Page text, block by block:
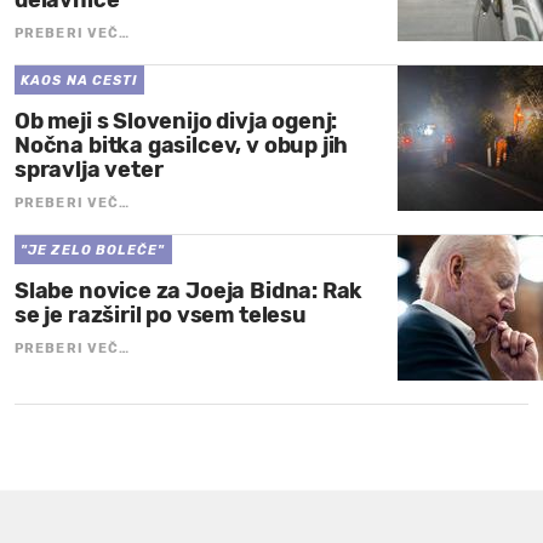
PREBERI VEČ…
KAOS NA CESTI
Ob meji s Slovenijo divja ogenj:
Nočna bitka gasilcev, v obup jih
spravlja veter
PREBERI VEČ…
"JE ZELO BOLEČE"
Slabe novice za Joeja Bidna: Rak
se je razširil po vsem telesu
PREBERI VEČ…